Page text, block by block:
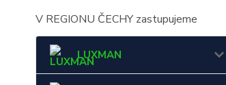
V REGIONU ČECHY zastupujeme
LUXMAN